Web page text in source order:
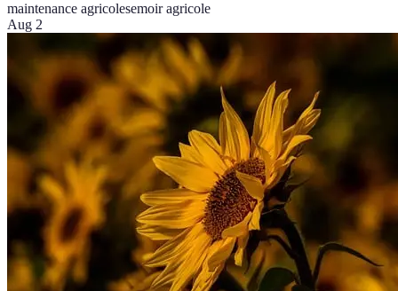
maintenance agricolesemoir agricole
Aug 2